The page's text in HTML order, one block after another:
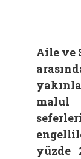
Aile ve
yüzde